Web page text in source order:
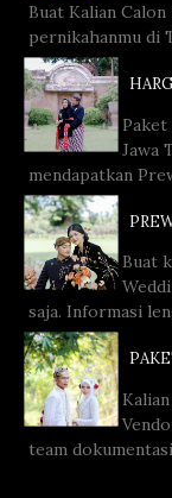
Buat Kalian
pernikahanmu di
Jawa
mendapatkan
Buat
saja. Informasi
team